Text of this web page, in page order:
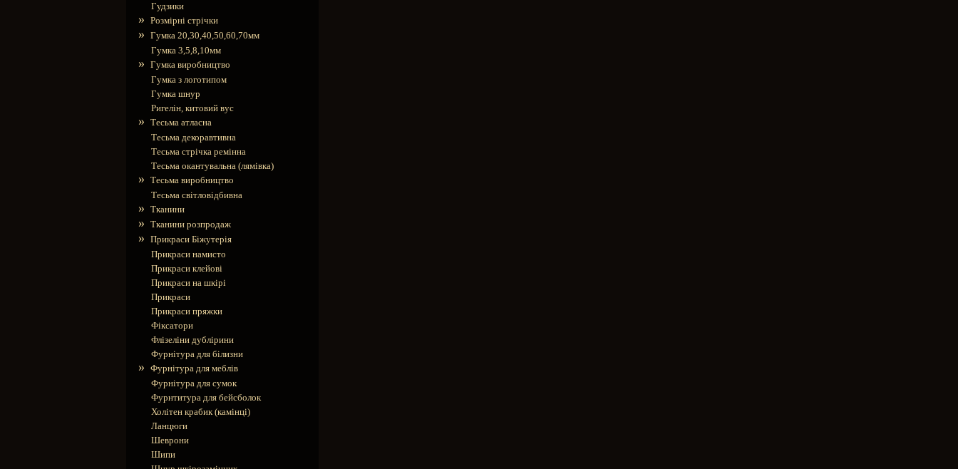
Гудзики
» Розмірні стрічки
» Гумка 20,30,40,50,60,70мм
Гумка 3,5,8,10мм
» Гумка виробництво
Гумка з логотипом
Гумка шнур
Ригелін, китовий вус
» Тесьма атласна
Тесьма декоравтивна
Тесьма стрічка ремінна
Тесьма окантувальна (лямівка)
» Тесьма виробництво
Тесьма світловідбивна
» Тканини
» Тканини розпродаж
» Прикраси Біжутерія
Прикраси намисто
Прикраси клейові
Прикраси на шкірі
Прикраси
Прикраси пряжки
Фіксатори
Флізеліни дублірини
Фурнітура для білизни
» Фурнітура для меблів
Фурнітура для сумок
Фурнтитура для бейсболок
Холітен крабик (камінці)
Ланцюги
Шеврони
Шипи